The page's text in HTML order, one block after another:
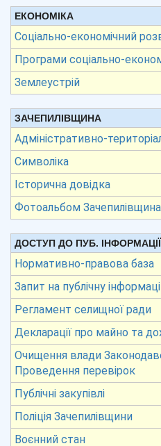
ЕКОНОМІКА
Соціально-економічний
Програми соціально-
Землеустрій
ЗАЧЕПИЛІВЩИНА
Адміністративно-
Символіка
Історична довідка
Фотоальбом Зачепилівщина
ДОСТУП ДО ПУБ. ІНФОРМАЦІЇ
Нормативно-правова база
Запит на публічну
Регламент селищної ради
Декларації про майно та
Очищення влади
Проведення перевірок
Публічні закупівлі
Поліція Зачепилівщини
Воєнний стан